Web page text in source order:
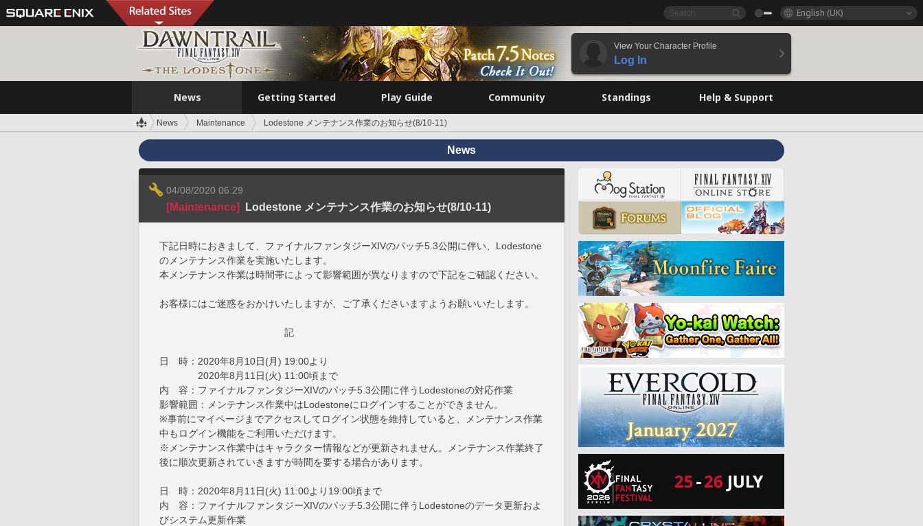
English (UK)
View Your Character Profile
Log In
News Getting Started Play Guide Community Standings Help & Support
News Maintenance Lodestone メンテナンス作業のお知らせ(8/10-11)
News
04/08/2020 06:29
[Maintenance] Lodestone メンテナンス作業のお知らせ(8/10-11)
下記日時におきまして、ファイナルファンタジーXIVのパッチ5.3公開に伴い、Lodestone
のメンテナンス作業を実施いたします。
本メンテナンス作業は時間帯によって影響範囲が異なりますので下記をご確認ください。
お客様にはご迷惑をおかけいたしますが、ご了承くださいますようお願いいたします。
記
日 時：2020年8月10日(月) 19:00より
2020年8月11日(火) 11:00頃まで
内 容：ファイナルファンタジーXIVのパッチ5.3公開に伴うLodestoneの対応作業
影響範囲：メンテナンス作業中はLodestoneにログインすることができません。
※事前にマイページまでアクセスしてログイン状態を維持していると、メンテナンス作業
中もログイン機能をご利用いただけます。
※メンテナンス作業中はキャラクター情報などが更新されません。メンテナンス作業終了
後に順次更新されていきますが時間を要する場合があります。
日 時：2020年8月11日(火) 11:00より19:00頃まで
内 容：ファイナルファンタジーXIVのパッチ5.3公開に伴うLodestoneのデータ更新およ
びシステム更新作業